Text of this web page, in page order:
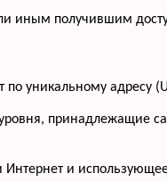
иным получившим
уникальному адресу
принадлежащие
Интернет и